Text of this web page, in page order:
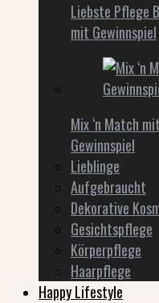
Liebste Pflege
mit Gewinnspiel
Mix ‘n Match
Gewinnspiel
Lieblinge
Aufgebraucht
Dekorative
Gesichtspflege
Körperpflege
Haarpflege
Happy Lifestyle